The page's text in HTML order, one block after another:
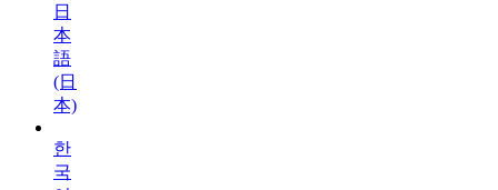
日
本
語
(日
本)
한
국